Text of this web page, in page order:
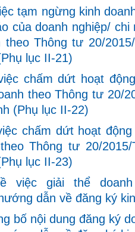
tạm ngừng kinh
của doanh nghiệp/ chi
theo Thông tư 20/
lục II-21)
chấm dứt hoạt
theo Thông tư 20/
(Phụ lục II-22)
chấm dứt hoạt
Thông tư 20/
lục II-23)
việc giải thể
dẫn về đăng ký
bố nội dung đăng ký